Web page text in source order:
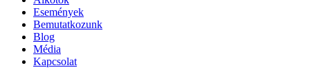
Események
Bemutatkozunk
Blog
Média
Kapcsolat